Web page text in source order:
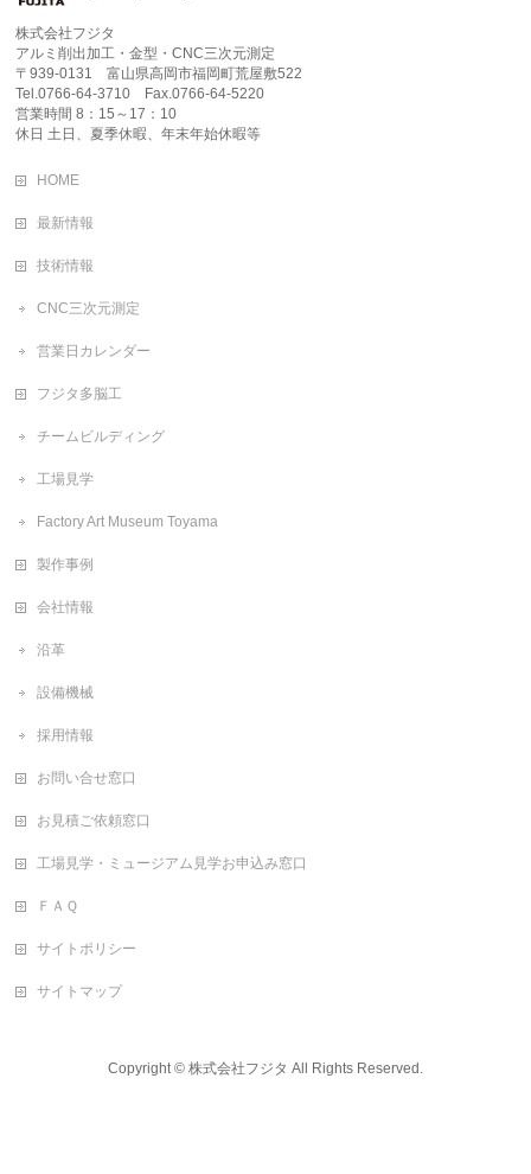
株式会社フジタ
アルミ削出加工・金型・CNC三次元測定
〒939-0131 富山県高岡市福岡町荒屋敷522
Tel.0766-64-3710 Fax.0766-64-5220
営業時間 8：15～17：10
休日 土日、夏季休暇、年末年始休暇等
HOME
最新情報
技術情報
CNC三次元測定
営業日カレンダー
フジタ多脳工
チームビルディング
工場見学
Factory Art Museum Toyama
製作事例
会社情報
沿革
設備機械
採用情報
お問い合せ窓口
お見積ご依頼窓口
工場見学・ミュージアム見学お申込み窓口
ＦＡＱ
サイトポリシー
サイトマップ
Copyright © 株式会社フジタ All Rights Reserved.